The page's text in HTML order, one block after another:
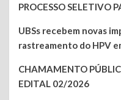
PROCESSO SELETIVO
UBSs recebem novas
rastreamento do HPV
CHAMAMENTO
EDITAL 02/2026